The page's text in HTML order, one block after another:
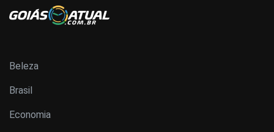
Beleza
Brasil
Economia